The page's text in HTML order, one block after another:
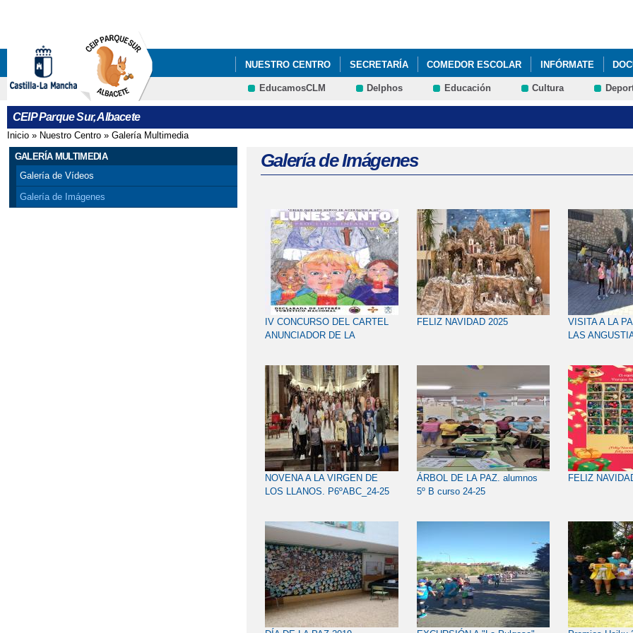
NUESTRO CENTRO SECRETARÍA COMEDOR ESCOLAR INFÓRMATE
EducamosCLM Delphos Educación Cultura
CEIP Parque Sur, Albacete
Se encuentra usted aquí
Inicio » Nuestro Centro » Galería Multimedia
GALERÍA MULTIMEDIA
Galería de Vídeos
Galería de Imágenes
Galería de Imágenes
IV CONCURSO DEL CARTEL
ANUNCIADOR DE LA
ALBACETE 2026
FELIZ NAVIDAD 2025
VISITA A LA
LAS
NOVENA A LA VIRGEN DE
LOS LLANOS. P6ºABC_24-25
ÁRBOL DE LA PAZ. alumnos
5º B curso 24-25
FELIZ
Páginas